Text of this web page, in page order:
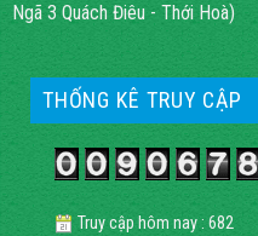
Ngã 3 Quách Điêu - Thới Hoà)
THỐNG KÊ TRUY CẬP
Truy cập hôm nay : 682